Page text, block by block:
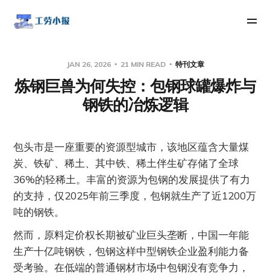
JAN 26, 2026 21 MIN READ 特刊文章
炼钢巨兽为何失控：包钢球罐爆炸与
钢铁的冶炼逻辑
包头市是一座重要的资源型城市，该地区蕴含大量煤
炭、铁矿、稀土、其中铁、稀土伴生矿存储了全球
36%的轻稀土。丰富的资源为包钢的发展提供了有力
的支持，仅2025年前三季度，包钢就生产了近1200万
吨的钢铁。
然而，原料定价权长期被矿业巨头垄断，中国一年能
生产十亿吨钢铁，包钢这样中型钢铁企业盈利能力备
受考验。在低端的普通钢材市场中包钢没有竞争力，